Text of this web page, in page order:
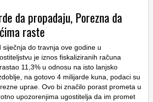
da propadaju, Porezna da
raste
siječnja do travnja ove godine u
je iznos fiskaliziranih računa
11,3% u odnosu na isto lanjsko
na gotovo 4 milijarde kuna, podaci su
uprae. Ovo bi značilo porast prometa u
upozorenjima ugostitelja da im promet